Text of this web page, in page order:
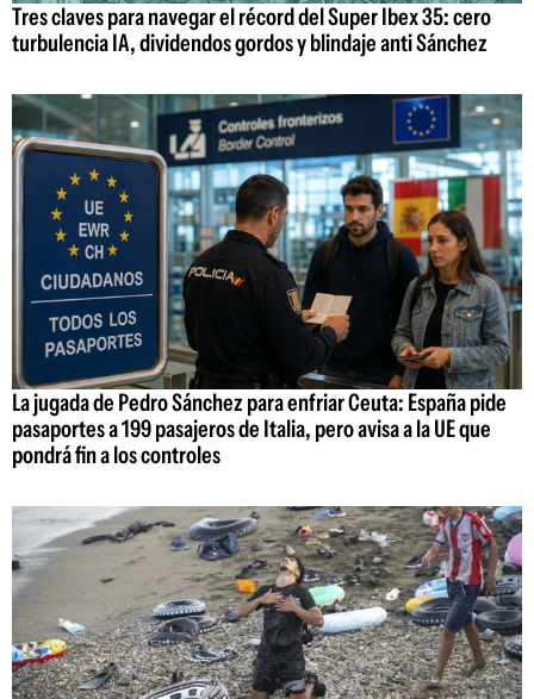
Tres claves para navegar el récord del Super Ibex 35: cero
turbulencia IA, dividendos gordos y blindaje anti Sánchez
La jugada de Pedro Sánchez para enfriar Ceuta: España pide
pasaportes a 199 pasajeros de Italia, pero avisa a la UE que
pondrá fin a los controles